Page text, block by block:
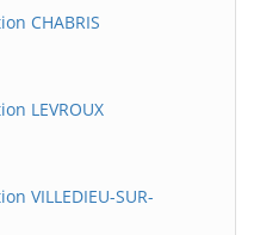
CHABRIS
LEVROUX
VILLEDIEU-SUR-